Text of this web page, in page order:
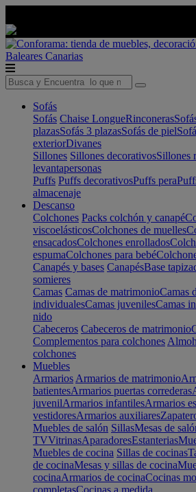
Baleares Canarias
Sofás
Sofás Chaise LongueRinconeras
plazasSofás 3 plazasSofás de piel
exteriorDivanes
Sillones Sillones decorativosSillones
levantapersonas
Puffs Puffs decorativosPuffs pera
almacenaje
Descanso
Colchones Packs colchón y canapé
viscoelásticosColchones de muelles
ensacadosColchones enrollados
espumaColchones para bebé
Canapés y bases CanapésBase
somieres
Camas Camas de matrimonioCamas
individualesCamas juvenilesCamas
nido
Cabeceros Cabeceros de matrimonio
Complementos para colchones
colchones
Muebles
Armarios Armarios de matrimonio
batientesArmarios puertas correderas
juvenilArmarios infantilesArmarios
vestidoresArmarios auxiliares
Muebles de salón SillasMesas de
TVVitrinasAparadoresEstanterias
Muebles de cocina Sillas de cocinas
de cocinaMesas y sillas de cocina
cocinaArmarios de cocinaCocinas
completasCocinas a medida